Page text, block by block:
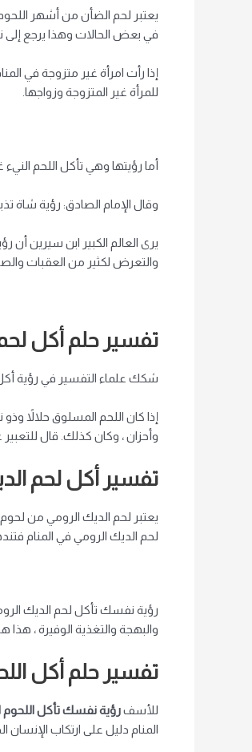
يعتبر لحم الضأن من أشهر
في بعض الحالات وهذا يرجع إلى
إذا رأت امرأة غير متزوجة في
للمرأة غير المتزوجة وزواجها.
أما رؤيتها وهي تأكل اللحم
وقال الإمام الصادق: رؤية شاة
يرى العالم الكبير ابن سيرين أن
والتعرض لكثير من العقبات
تفسير حلم أكل
شكك علماء التفسير في رؤية أكل
إذا كان اللحم المسلوق حلالاً
وأحزان ، وكان كذلك. قال
تفسير أكل لحم
يعتبر لحم الديك الرومي من لحوم
لحم الديك الرومي في المنام
رؤية نفسك تأكل لحم الديك
والبهجة والتغذية الوفيرة ،
تفسير حلم أكل
للأسفرؤية نفسك تأكل اللحوم
المنام دليل على ارتكاب الإنسان